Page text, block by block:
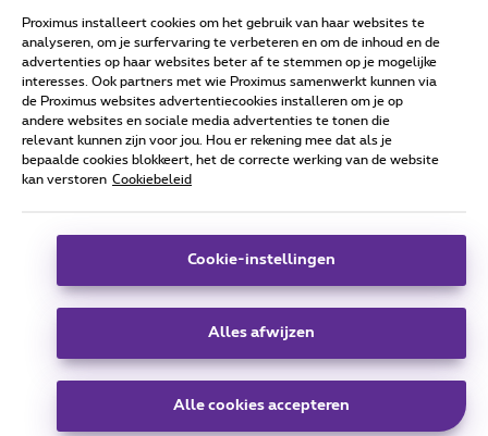
Forumvoorwaarden Accessibility statement
Alle rechten voorbehouden. © Proximus
Algemene voorwaarden, consumenteninfo
Deze website is gecreëerd en wordt beheerd conform het
Koning Albert II-laan 27 - B-1030 Brussel.
Carrier & Wholesale Solutions
Telindus
|Sitemap
Proximus installeert cookies om het gebruik van haar websites te
analyseren, om je surfervaring te verbeteren en om de inhoud en de
advertenties op haar websites beter af te stemmen op je mogelijke
interesses. Ook partners met wie Proximus samenwerkt kunnen via
de Proximus websites advertentiecookies installeren om je op
andere websites en sociale media advertenties te tonen die
relevant kunnen zijn voor jou. Hou er rekening mee dat als je
bepaalde cookies blokkeert, het de correcte werking van de website
kan verstoren Cookiebeleid
Cookie-instellingen
Alles afwijzen
Alle cookies accepteren